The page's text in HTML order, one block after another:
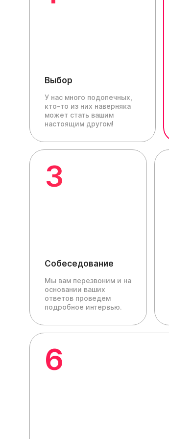
Выбор
У нас много подопечных,
кто-то из них наверняка
может стать вашим
настоящим другом!
3
Собеседование
Мы вам перезвоним и на
основании ваших
ответов проведем
подробное интервью.
6